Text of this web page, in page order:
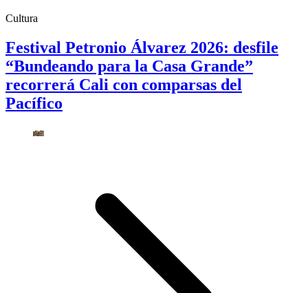
Cultura
Festival Petronio Álvarez 2026: desfile
“Bundeando para la Casa Grande”
recorrerá Cali con comparsas del
Pacífico